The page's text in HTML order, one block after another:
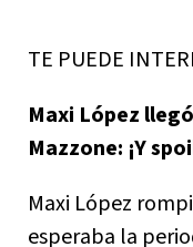
TE PUEDE
Maxi López
Mazzone: ¡Y
Maxi López
esperaba la